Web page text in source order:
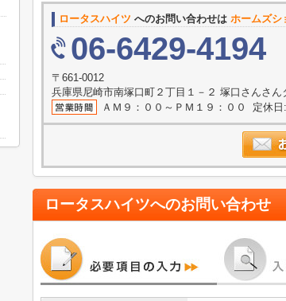
ロータスハイツ へのお問い合わせは ホームズシ
06-6429-4194
〒661-0012
兵庫県尼崎市南塚口町２丁目１－２ 塚口さんさん
ＡＭ９：００～ＰＭ１９：００ 定休日
ロータスハイツへのお問い合わせ